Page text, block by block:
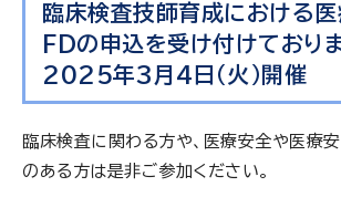
臨床検査技師育成における
FDの申込を受け付けており
2025年3月4日（火）開催
臨床検査に関わる方や、医療安全や医療
のある方は是非ご参加ください。